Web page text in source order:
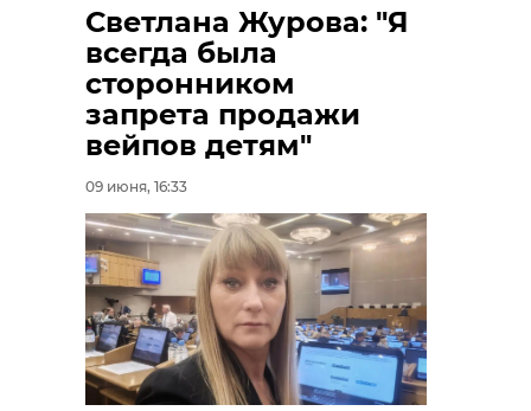
Светлана Журова: "Я
всегда была
сторонником
запрета продажи
вейпов детям"
09 июня, 16:33